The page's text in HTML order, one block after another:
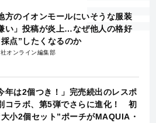
方のイオンモールにいそうな服装
い」投稿が炎上…なぜ他人の格好
採点”したくなるのか
オンライン編集部
年は2個つき！」完売続出のレスポ
コラボ、第5弾でさらに進化！ 初
小2個セット”ポーチがMAQUIA・